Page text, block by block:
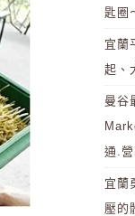
匙圈
宜蘭
起、
曼谷
通.
宜蘭
壓的